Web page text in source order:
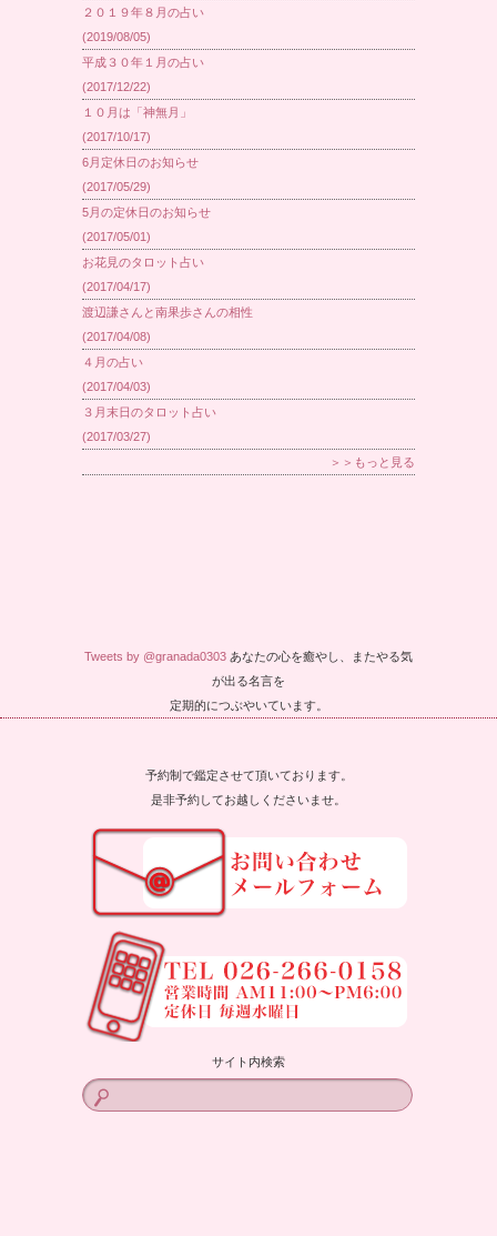
２０１９年８月の占い
(2019/08/05)
平成３０年１月の占い
(2017/12/22)
１０月は「神無月」
(2017/10/17)
6月定休日のお知らせ
(2017/05/29)
5月の定休日のお知らせ
(2017/05/01)
お花見のタロット占い
(2017/04/17)
渡辺謙さんと南果歩さんの相性
(2017/04/08)
４月の占い
(2017/04/03)
３月末日のタロット占い
(2017/03/27)
＞＞もっと見る
Tweets by @granada0303 あなたの心を癒やし、またやる気
が出る名言を
定期的につぶやいています。
予約制で鑑定させて頂いております。
是非予約してお越しくださいませ。
サイト内検索